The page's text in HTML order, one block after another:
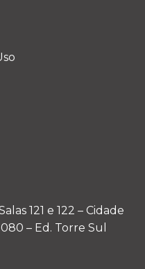
121 e 122 – Cidade
– Ed. Torre Sul